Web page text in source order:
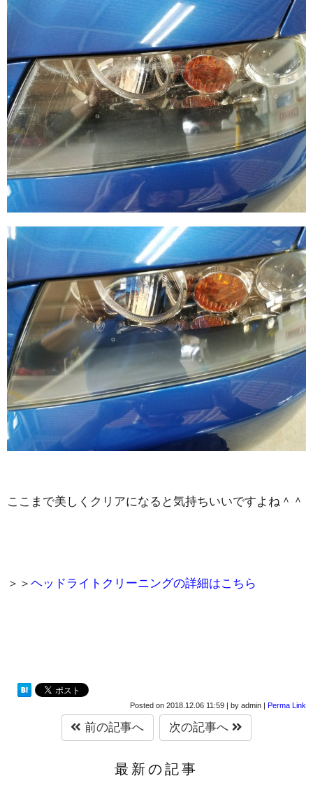
ここまで美しくクリアになると気持ちいいですよね＾＾
＞＞ ヘッドライトクリーニングの詳細はこちら
Posted on 2018.12.06 11:59 | by admin | Perma Link
前の記事へ 次の記事へ
最新の記事